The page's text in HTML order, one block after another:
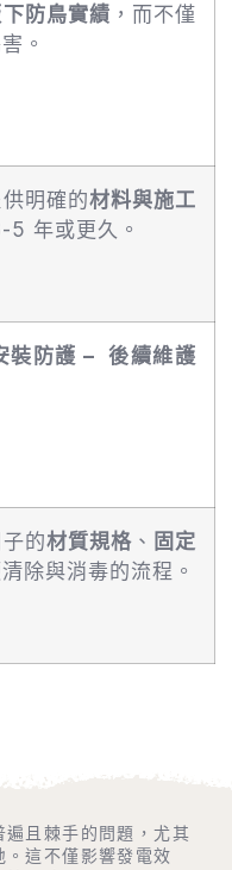
防鳥實績 ，而不僅
。
明確的材料與施工
5 年或更久。
裝防護 – 後續維護
的材質規格、 固定
除與消毒的流程。
且棘手的問題，尤其
這不僅影響發電效